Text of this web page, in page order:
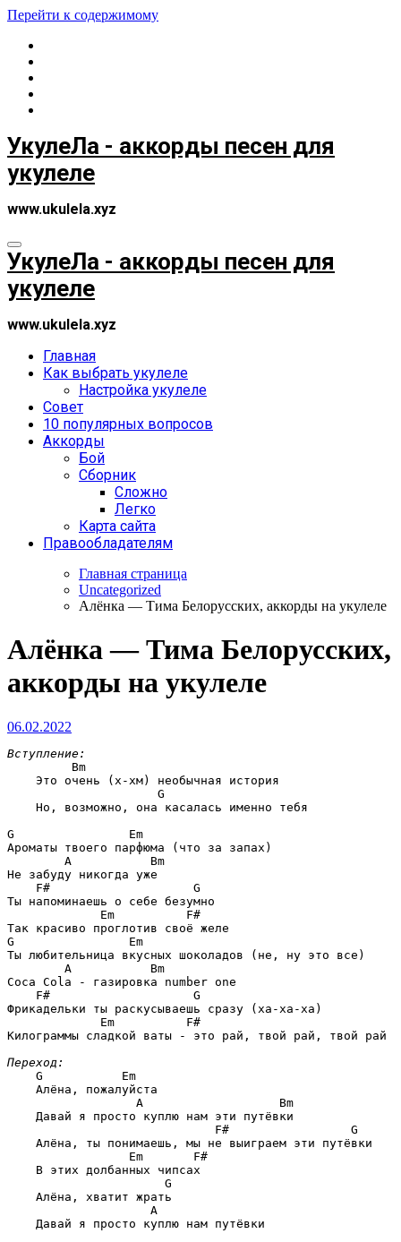
Перейти к содержимому
УкулеЛа - аккорды песен для
укулеле
www.ukulela.xyz
УкулеЛа - аккорды песен для
укулеле
www.ukulela.xyz
Главная
Как выбрать укулеле
Настройка укулеле
Совет
10 популярных вопросов
Аккорды
Бой
Сборник
Сложно
Легко
Карта сайта
Правообладателям
Главная страница
Uncategorized
Алёнка — Тима Белорусских, аккорды на укулеле
Алёнка — Тима Белорусских,
аккорды на укулеле
06.02.2022
Вступление:
Bm
    Это очень (х-хм) необычная история
G
    Но, возможно, она касалась именно тебя
G                Em
Ароматы твоего парфюма (что за запах)
A           Bm
Не забуду никогда уже
F#                    G
Ты напоминаешь о себе безумно
Em          F#
G                Em
Ты любительница вкусных шоколадов (не, ну это все)
A           Bm
Coca Cola - газировка number one
F#                    G
Фрикадельки ты раскусываешь сразу (ха-ха-ха)
Em          F#
Килограммы сладкой ваты - это рай, твой рай, твой рай
Переход:
G           Em
    Алёна, пожалуйста
A                   Bm
    Давай я просто куплю нам эти путёвки
F#                 G
    Алёна, ты понимаешь, мы не выиграем эти путёвки
Em       F#
    В этих долбанных чипсах
G
    Алёна, хватит жрать
A
    Давай я просто куплю нам путёвки